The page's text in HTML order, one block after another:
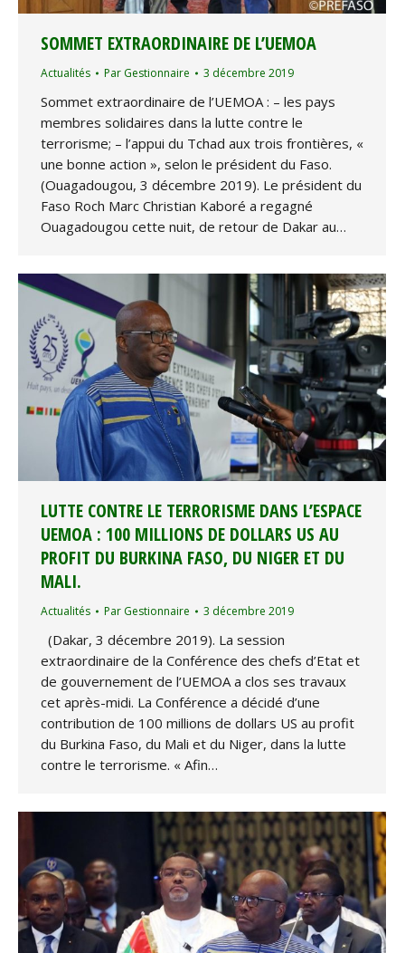
SOMMET EXTRAORDINAIRE DE L’UEMOA
Actualités Par Gestionnaire 3 décembre 2019
Sommet extraordinaire de l’UEMOA : – les pays
membres solidaires dans la lutte contre le
terrorisme; – l’appui du Tchad aux trois frontières, «
une bonne action », selon le président du Faso.
(Ouagadougou, 3 décembre 2019). Le président du
Faso Roch Marc Christian Kaboré a regagné
Ouagadougou cette nuit, de retour de Dakar au…
LUTTE CONTRE LE TERRORISME DANS L’ESPACE
UEMOA : 100 MILLIONS DE DOLLARS US AU
PROFIT DU BURKINA FASO, DU NIGER ET DU
MALI.
Actualités Par Gestionnaire 3 décembre 2019
(Dakar, 3 décembre 2019). La session
extraordinaire de la Conférence des chefs d’Etat et
de gouvernement de l’UEMOA a clos ses travaux
cet après-midi. La Conférence a décidé d’une
contribution de 100 millions de dollars US au profit
du Burkina Faso, du Mali et du Niger, dans la lutte
contre le terrorisme. « Afin…